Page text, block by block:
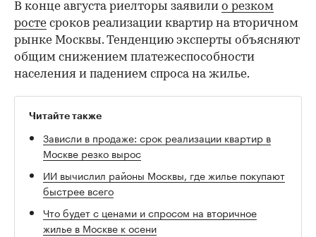
В конце августа риелторы заявили о резком
росте сроков реализации квартир на вторичном
рынке Москвы. Тенденцию эксперты объясняют
общим снижением платежеспособности
населения и падением спроса на жилье.
Читайте также
Зависли в продаже: срок реализации квартир в
Москве резко вырос
ИИ вычислил районы Москвы, где жилье покупают
быстрее всего
Что будет с ценами и спросом на вторичное
жилье в Москве к осени